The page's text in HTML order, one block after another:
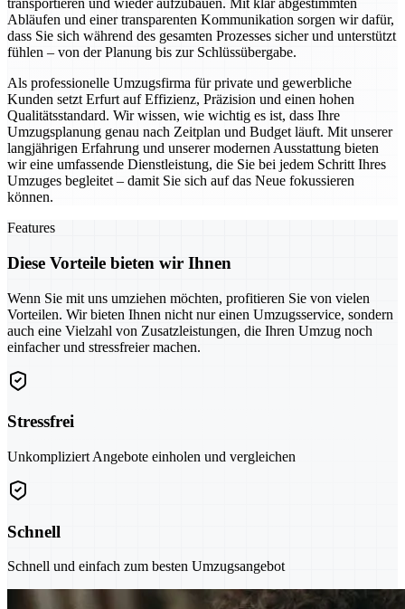
transportieren und wieder aufzubauen. Mit klar abgestimmten
Abläufen und einer transparenten Kommunikation sorgen wir dafür,
dass Sie sich während des gesamten Prozesses sicher und unterstützt
fühlen – von der Planung bis zur Schlüssübergabe.
Als professionelle Umzugsfirma für private und gewerbliche
Kunden setzt Erfurt auf Effizienz, Präzision und einen hohen
Qualitätsstandard. Wir wissen, wie wichtig es ist, dass Ihre
Umzugsplanung genau nach Zeitplan und Budget läuft. Mit unserer
langjährigen Erfahrung und unserer modernen Ausstattung bieten
wir eine umfassende Dienstleistung, die Sie bei jedem Schritt Ihres
Umzuges begleitet – damit Sie sich auf das Neue fokussieren
können.
Features
Diese Vorteile bieten wir Ihnen
Wenn Sie mit uns umziehen möchten, profitieren Sie von vielen
Vorteilen. Wir bieten Ihnen nicht nur einen Umzugsservice, sondern
auch eine Vielzahl von Zusatzleistungen, die Ihren Umzug noch
einfacher und stressfreier machen.
Stressfrei
Unkompliziert Angebote einholen und vergleichen
Schnell
Schnell und einfach zum besten Umzugsangebot